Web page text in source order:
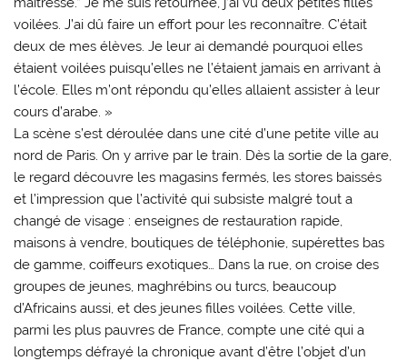
voilées. J’ai dû faire un effort pour les reconnaître. C’était
deux de mes élèves. Je leur ai demandé pourquoi elles
étaient voilées puisqu’elles ne l’étaient jamais en arrivant à
l’école. Elles m’ont répondu qu’elles allaient assister à leur
cours d’arabe. »
La scène s’est déroulée dans une cité d’une petite ville au
nord de Paris. On y arrive par le train. Dès la sortie de la gare,
le regard découvre les magasins fermés, les stores baissés
et l’impression que l’activité qui subsiste malgré tout a
changé de visage : enseignes de restauration rapide,
maisons à vendre, boutiques de téléphonie, supérettes bas
de gamme, coiffeurs exotiques… Dans la rue, on croise des
groupes de jeunes, maghrébins ou turcs, beaucoup
d’Africains aussi, et des jeunes filles voilées. Cette ville,
parmi les plus pauvres de France, compte une cité qui a
longtemps défrayé la chronique avant d’être l’objet d’un